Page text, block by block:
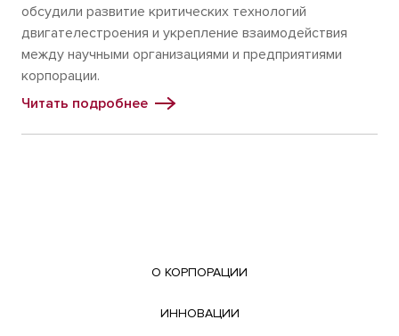
обсудили развитие критических технологий
двигателестроения и укрепление взаимодействия
между научными организациями и предприятиями
корпорации.
Читать подробнее
О КОРПОРАЦИИ
ИННОВАЦИИ